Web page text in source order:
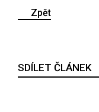
Zpět
SDÍLET ČLÁNEK